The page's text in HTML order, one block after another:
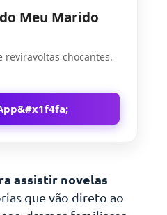
Meu Marido
reviravoltas chocantes.
assistir novelas
que vão direto ao